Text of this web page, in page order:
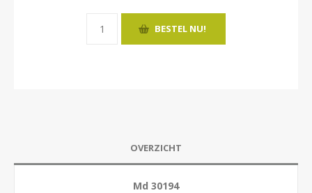
OVERZICHT
Md 30194